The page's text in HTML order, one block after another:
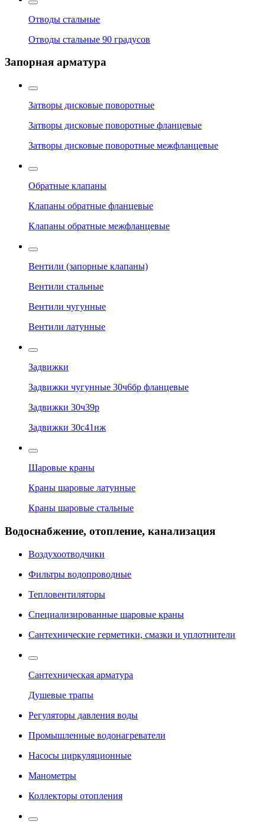
Отводы стальные
Отводы стальные 90 градусов
Запорная арматура
Затворы дисковые поворотные
Затворы дисковые поворотные фланцевые
Затворы дисковые поворотные межфланцевые
Обратные клапаны
Клапаны обратные фланцевые
Клапаны обратные межфланцевые
Вентили (запорные клапаны)
Вентили стальные
Вентили чугунные
Вентили латунные
Задвижки
Задвижки чугунные 30ч6бр фланцевые
Задвижки 30ч39р
Задвижки 30с41нж
Шаровые краны
Краны шаровые латунные
Краны шаровые стальные
Водоснабжение, отопление, канализация
Воздухоотводчики
Фильтры водопроводные
Тепловентиляторы
Специализированные шаровые краны
Сантехнические герметики, смазки и уплотнители
Сантехническая арматура
Душевые трапы
Регуляторы давления воды
Промышленные водонагреватели
Насосы циркуляционные
Манометры
Коллекторы отопления